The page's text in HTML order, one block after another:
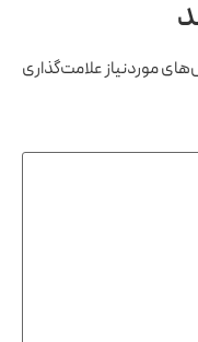
موردنیاز علامت‌گذاری